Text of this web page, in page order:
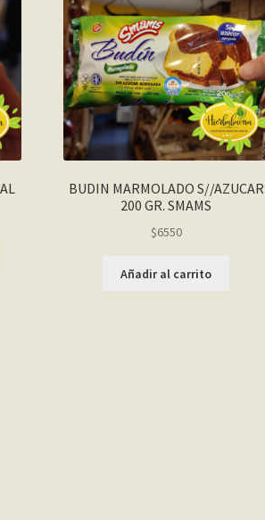
BUDIN MARMOLADO S//AZUCAR
200 GR. SMAMS
$6550
Añadir al carrito